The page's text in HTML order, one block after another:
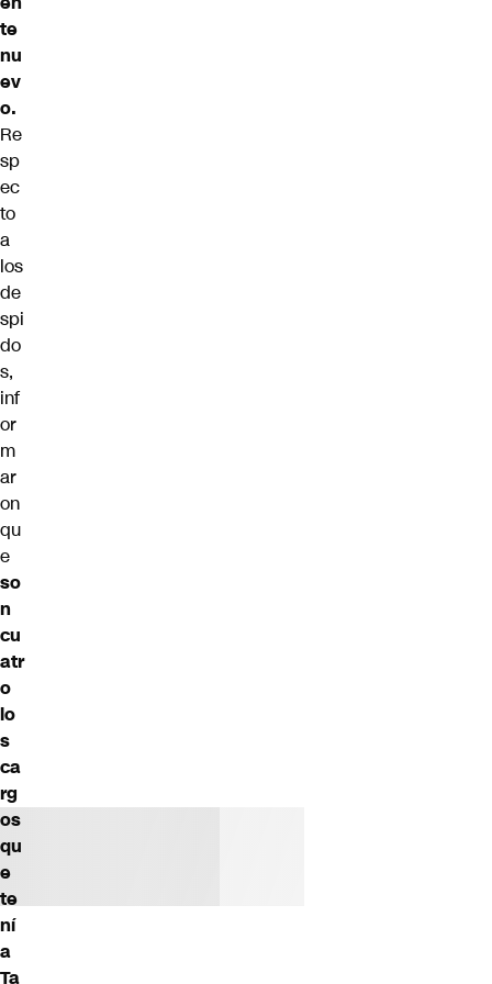
te
nu
ev
o.
Re
sp
ec
to
a
los
de
spi
do
s,
inf
or
m
ar
on
qu
e
so
n
cu
atr
o
lo
s
ca
rg
os
qu
e
te
ní
a
Ta